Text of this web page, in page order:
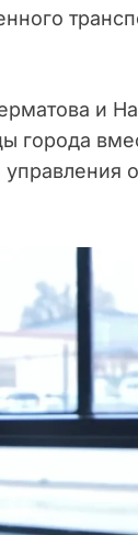
и
города